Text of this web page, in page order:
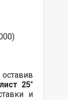
оставив
25"
и